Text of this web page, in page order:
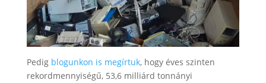
Pedig blogunkon is megírtuk, hogy éves szinten
rekordmennyiségű, 53,6 milliárd tonnányi